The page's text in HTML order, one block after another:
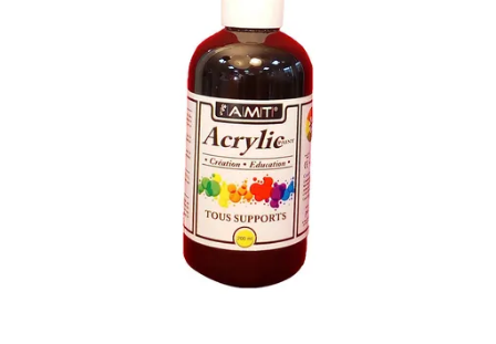
Cuisine et art de la table
Salle de bain et beauté
Entretien et rangement